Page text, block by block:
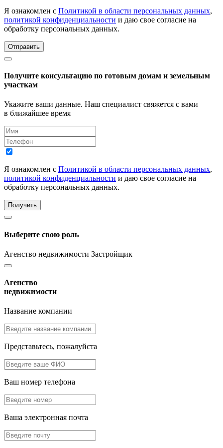
Я ознакомлен с Политикой в области персональных данных,
политикой конфиденциальности и даю свое согласие на
обработку персональных данных.
Отправить
Получите консультацию по готовым домам и земельным
участкам
Укажите ваши данные. Наш специалист свяжется с вами
в ближайшее время
Я ознакомлен с Политикой в области персональных данных,
политикой конфиденциальности и даю свое согласие на
обработку персональных данных.
Получить
Выберите свою роль
Агенство недвижимости Застройщик
Агенство
недвижимости
Название компании
Представьтесь, пожалуйста
Ваш номер телефона
Ваша электронная почта